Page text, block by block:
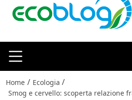
Home / Ecologia /
Smog e cervello: scoperta relazione